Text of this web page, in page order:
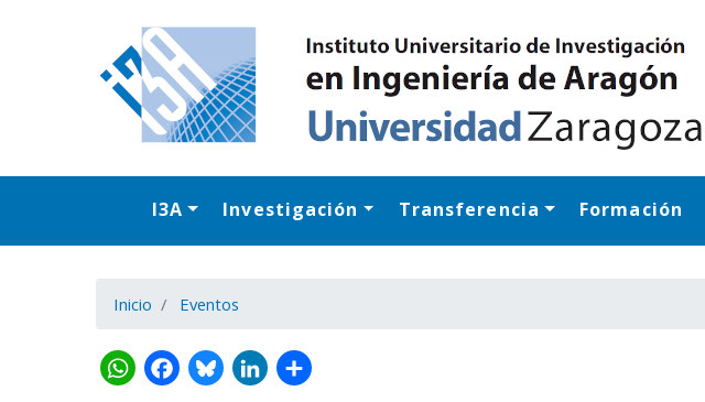
I3A Investigación Transferencia Formación
Inicio Eventos